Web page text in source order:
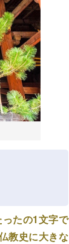
たの1文字で
教史に大きな